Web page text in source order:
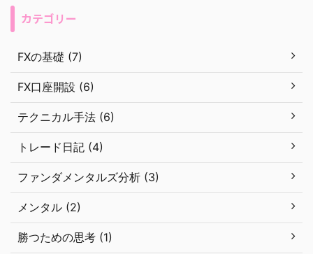
カテゴリー
FXの基礎 (7)
FX口座開設 (6)
テクニカル手法 (6)
トレード日記 (4)
ファンダメンタルズ分析 (3)
メンタル (2)
勝つための思考 (1)